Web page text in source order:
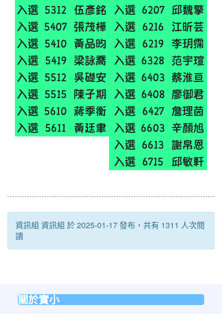
入選 5312 伍彥銘 入選 6207
邱魏擎
入選 5407 張茂樺 入選 6216
江昕芸
入選 5410 黃品昀 入選 6219
李玥霈
入選
5419 梁詠喬 入選 6328
范宇瑄
入選 5512 吳礎安 入選 6403 蔡淮亘
入選 5515 陳子期 入選 6408
廖御君
入選 5610 蔣季衡 入選 6427
詹理茵
入選
5611 黃廷聿 入選 6603
辛顏旭
入選 6613
謝帛恩
入選
6715 邱敏軒
資訊組 資訊組 於 2025-01-17 發布，共有 1311 人次閱
讀
關於實小